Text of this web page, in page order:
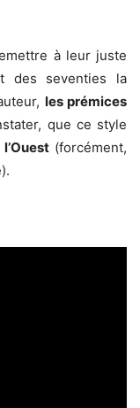
à leur juste
des seventies la
les prémices
que ce style
(forcément,